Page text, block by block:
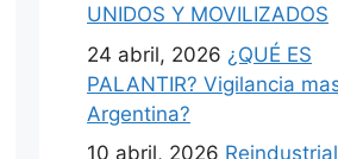
UNIDOS Y MOVILIZADOS
24 abril, 2026 ¿QUÉ ES
PALANTIR? Vigilancia
Argentina?
10 abril, 2026